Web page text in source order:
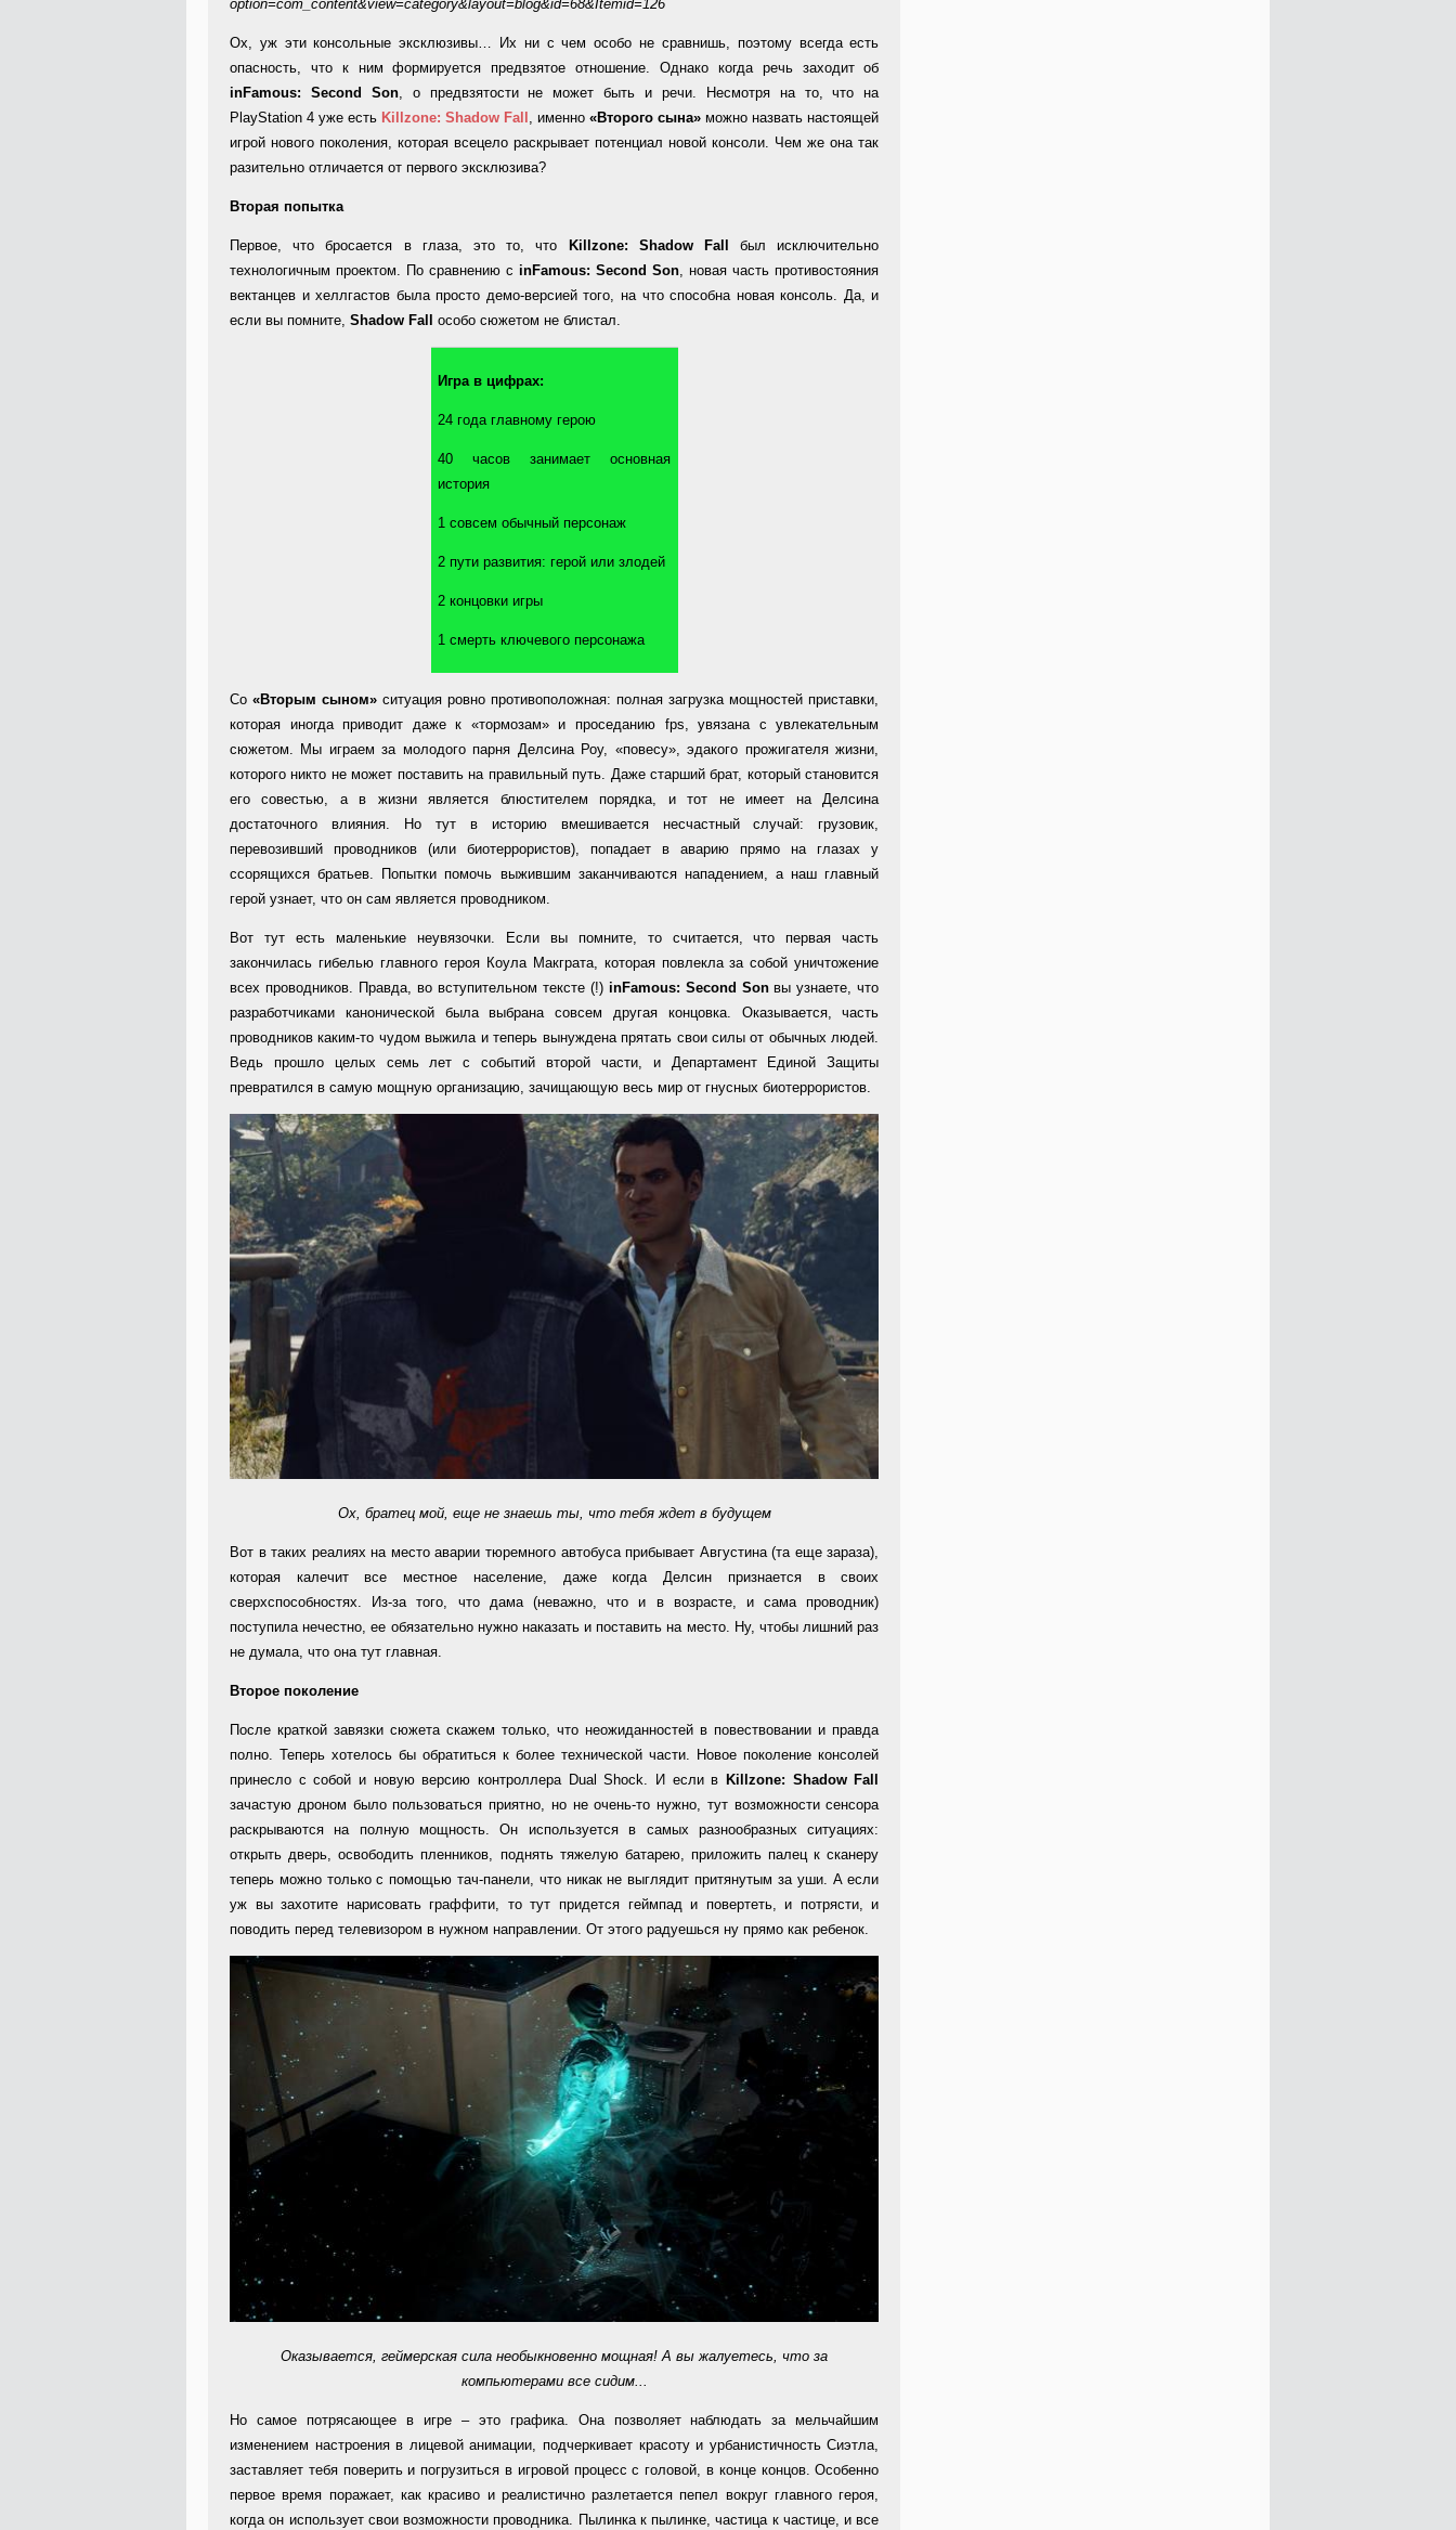
option=com_content&view=category&layout=blog&id=68&Itemid=126
Ох, уж эти консольные эксклюзивы… Их ни с чем особо не сравнишь, поэтому всегда есть
опасность, что к ним формируется предвзятое отношение. Однако когда речь заходит об
inFamous: Second Son, о предвзятости не может быть и речи. Несмотря на то, что на
PlayStation 4 уже есть Killzone:Shadow Fall , именно«Второго сына» можно назвать настоящей
игрой нового поколения, которая всецело раскрывает потенциал новой консоли. Чем же она так
разительно отличается от первого эксклюзива?
Вторая попытка
Первое, что бросается в глаза, это то, что Killzone: Shadow Fall был исключительно
технологичным проектом. По сравнению с inFamous:Second Son , новая часть противостояния
вектанцев и хеллгастов была просто демо-версией того, на что способна новая консоль. Да, и
если вы помните, Shadow Fall особо сюжетом не блистал.
Игра в цифрах:
24 года главному герою
40 часов занимает основная
история
1 совсем обычный персонаж
2 пути развития: герой или злодей
2 концовки игры
1 смерть ключевого персонажа
Со«Вторым сыном» ситуация ровно противоположная: полная загрузка мощностей приставки,
которая иногда приводит даже к «тормозам» и проседанию fps, увязана с увлекательным
сюжетом. Мы играем за молодого парня Делсина Роу, «повесу», эдакого прожигателя жизни,
которого никто не может поставить на правильный путь. Даже старший брат, который становится
его совестью, а в жизни является блюстителем порядка, и тот не имеет на Делсина
достаточного влияния. Но тут в историю вмешивается несчастный случай: грузовик,
перевозивший проводников (или биотеррористов), попадает в аварию прямо на глазах у
ссорящихся братьев. Попытки помочь выжившим заканчиваются нападением, а наш главный
герой узнает, что он сам является проводником.
Вот тут есть маленькие неувязочки. Если вы помните, то считается, что первая часть
закончилась гибелью главного героя Коула Макграта, которая повлекла за собой уничтожение
всех проводников. Правда, во вступительном тексте (!) inFamous: Second Sonвы узнаете, что
разработчиками канонической была выбрана совсем другая концовка. Оказывается, часть
проводников каким-то чудом выжила и теперь вынуждена прятать свои силы от обычных людей.
Ведь прошло целых семь лет с событий второй части, и Департамент Единой Защиты
превратился в самую мощную организацию, зачищающую весь мир от гнусных биотеррористов.
Ох, братец мой, еще не знаешь ты, что тебя ждет в будущем
Вот в таких реалиях на место аварии тюремного автобуса прибывает Августина (та еще зараза),
которая калечит все местное население, даже когда Делсин признается в своих
сверхспособностях. Из-за того, что дама (неважно, что и в возрасте, и сама проводник)
поступила нечестно, ее обязательно нужно наказать и поставить на место. Ну, чтобы лишний раз
не думала, что она тут главная.
Второе поколение
После краткой завязки сюжета скажем только, что неожиданностей в повествовании и правда
полно. Теперь хотелось бы обратиться к более технической части. Новое поколение консолей
принесло с собой и новую версию контроллера Dual Shock. И если в Killzone: Shadow Fall
зачастую дроном было пользоваться приятно, но не очень-то нужно, тут возможности сенсора
раскрываются на полную мощность. Он используется в самых разнообразных ситуациях:
открыть дверь, освободить пленников, поднять тяжелую батарею, приложить палец к сканеру
теперь можно только с помощью тач-панели, что никак не выглядит притянутым за уши. А если
уж вы захотите нарисовать граффити, то тут придется геймпад и повертеть, и потрясти, и
поводить перед телевизором в нужном направлении. От этого радуешься ну прямо как ребенок.
Оказывается, геймерская сила необыкновенно мощная! А вы жалуетесь, что за
компьютерами все сидим...
Но самое потрясающее в игре – это графика. Она позволяет наблюдать за мельчайшим
изменением настроения в лицевой анимации, подчеркивает красоту и урбанистичность Сиэтла,
заставляет тебя поверить и погрузиться в игровой процесс с головой, в конце концов. Особенно
первое время поражает, как красиво и реалистично разлетается пепел вокруг главного героя,
когда он использует свои возможности проводника. Пылинка к пылинке, частица к частице, и все